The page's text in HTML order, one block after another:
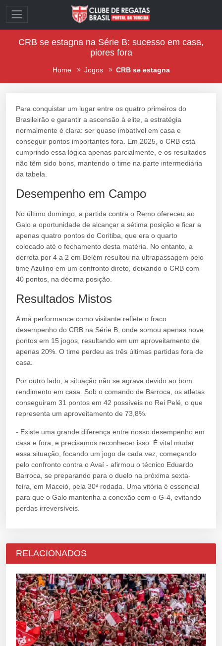
CRB se estagna na Série B: sucesso em casa,
piores fora
Home Jogos CRB se estagna
Para conquistar um lugar entre os quatro primeiros do
Brasileirão e garantir a ascensão à elite, a estratégia
normalmente é clara: ser quase imbatível em casa e
conseguir pontos importantes fora. Em 2025, o CRB está
cumprindo essa lógica apenas parcialmente, e os resultados
não têm sido bons, mantendo o time na parte intermediária
da tabela.
Desempenho em Campo
No último domingo, a partida contra o Remo ofereceu ao
Galo a oportunidade de alcançar a sétima posição e ficar a
apenas quatro pontos do Coritiba, que era o quarto
colocado até o fechamento desta matéria. No entanto, a
derrota por 4 a 2 em Belém resultou na ultrapassagem pelo
time Azulino em um confronto direto, deixando o CRB com
40 pontos, na décima posição.
Resultados Mistos
A má performance como visitante reflete o fraco
desempenho do CRB na Série B, onde somou apenas nove
pontos em 15 jogos, resultando em um aproveitamento de
apenas 20%. O time perdeu as três últimas partidas fora de
casa.
Por outro lado, a situação não se agrava devido ao bom
rendimento em casa. Sob o comando de Barroca, os atletas
conseguiram 31 pontos em 42 possíveis no Rei Pelé, o que
representa um aproveitamento de 73,8%.
- Existe uma grande diferença entre nosso desempenho em
casa e fora, e precisamos reconhecer isso. É vital mudar
essa situação, focando um jogo de cada vez, começando
pelo confronto contra o Avaí - afirmou o técnico Eduardo
Barroca, se preparando para o duelo na próxima sexta-
feira, em Maceió, pela 30ª rodada. Uma vitória é essencial
para que o Galo mantenha a conexão com o G-4, evitando
perdas irreversíveis.
RELACIONADOS